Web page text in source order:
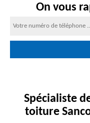
On vous
Spécialiste
toiture